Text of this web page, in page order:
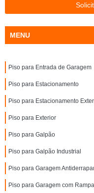
MENU
Piso para Entrada de Garagem
Piso para Estacionamento
Piso para Estacionamento
Piso para Exterior
Piso para Galpão
Piso para Galpão Industrial
Piso para Garagem
Piso para Garagem com Rampa